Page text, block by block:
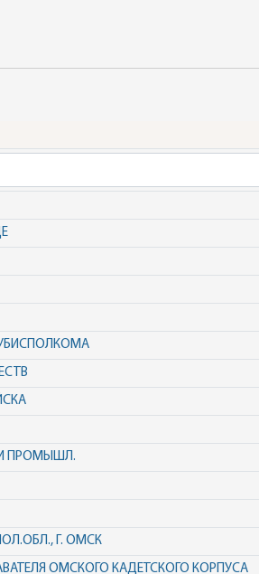
ПРОМЫШЛ.
Г. ОМСК
ОМСКОГО КАДЕТСКОГО КОРПУСА